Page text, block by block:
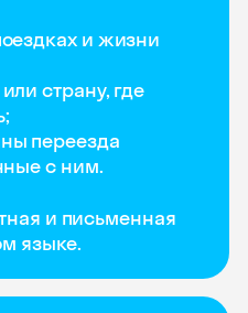
и жизни
страну, где
переезда
с ним.
и письменная
языке.